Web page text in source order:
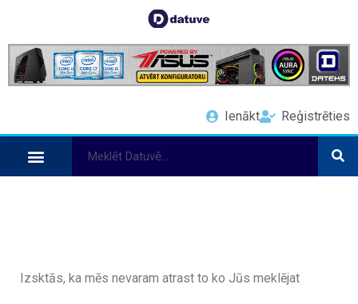
Ienākt Reģistrēties
Izsktās, ka mēs nevaram atrast to ko Jūs meklējat